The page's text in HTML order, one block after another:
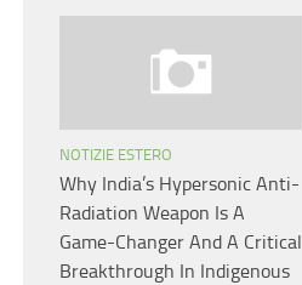
NOTIZIE ESTERO
Why India’s Hypersonic Anti-
Radiation Weapon Is A
Game-Changer And A Critical
Breakthrough In Indigenous